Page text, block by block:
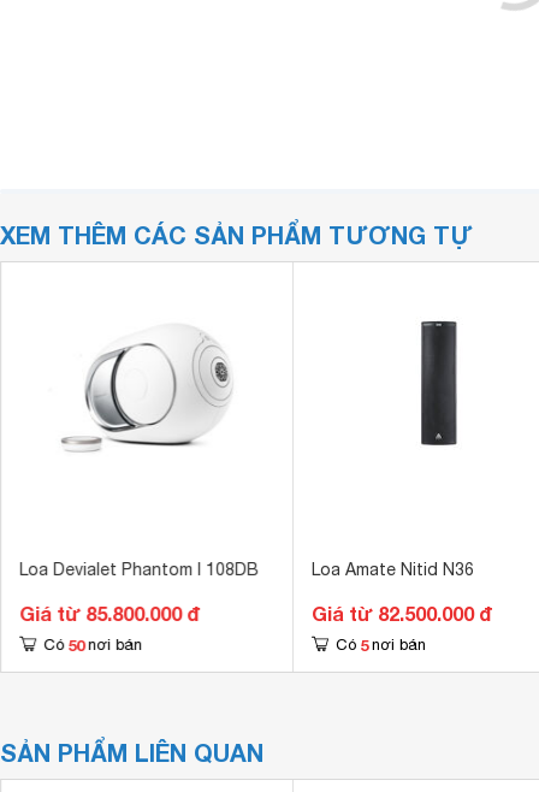
XEM THÊM CÁC SẢN PHẨM TƯƠNG TỰ
Loa Devialet Phantom I 108DB
Giá từ 85.800.000 đ
Có 50 nơi bán
Loa Amate Nitid N36
Giá từ 82.500.000 đ
Có 5 nơi bán
SẢN PHẨM LIÊN QUAN